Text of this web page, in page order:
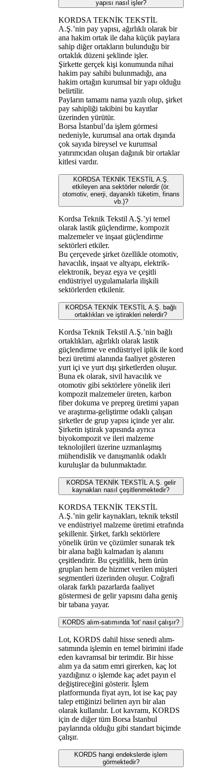
yapısı nasıl işler?
KORDSA TEKNİK TEKSTİL
A.Ş.’nin pay yapısı, ağırlıklı olarak bir
ana hakim ortak ile daha küçük paylara
sahip diğer ortakların bulunduğu bir
ortaklık düzeni şeklinde işler.
Şirkette gerçek kişi konumunda nihai
hakim pay sahibi bulunmadığı, ana
hakim ortağın kurumsal bir yapı olduğu
belirtilir.
Payların tamamı nama yazılı olup, şirket
pay sahipliği takibini bu kayıtlar
üzerinden yürütür.
Borsa İstanbul’da işlem görmesi
nedeniyle, kurumsal ana ortak dışında
çok sayıda bireysel ve kurumsal
yatırımcıdan oluşan dağınık bir ortaklar
kitlesi vardır.
KORDSA TEKNİK TEKSTİL A.Ş.
etkileyen ana sektörler nelerdir (ör.
otomotiv, enerji, dayanıklı tüketim, finans
vb.)?
Kordsa Teknik Tekstil A.Ş.’yi temel
olarak lastik güçlendirme, kompozit
malzemeler ve inşaat güçlendirme
sektörleri etkiler.
Bu çerçevede şirket özellikle otomotiv,
havacılık, inşaat ve altyapı, elektrik-
elektronik, beyaz eşya ve çeşitli
endüstriyel uygulamalarla ilişkili
sektörlerden etkilenir.
KORDSA TEKNİK TEKSTİL A.Ş. bağlı
ortaklıkları ve iştirakleri nelerdir?
Kordsa Teknik Tekstil A.Ş.’nin bağlı
ortaklıkları, ağırlıklı olarak lastik
güçlendirme ve endüstriyel iplik ile kord
bezi üretimi alanında faaliyet gösteren
yurt içi ve yurt dışı şirketlerden oluşur.
Buna ek olarak, sivil havacılık ve
otomotiv gibi sektörlere yönelik ileri
kompozit malzemeler üreten, karbon
fiber dokuma ve prepreg üretimi yapan
ve araştırma-geliştirme odaklı çalışan
şirketler de grup yapısı içinde yer alır.
Şirketin iştirak yapısında ayrıca
biyokompozit ve ileri malzeme
teknolojileri üzerine uzmanlaşmış
mühendislik ve danışmanlık odaklı
kuruluşlar da bulunmaktadır.
KORDSA TEKNİK TEKSTİL A.Ş. gelir
kaynakları nasıl çeşitlenmektedir?
KORDSA TEKNİK TEKSTİL
A.Ş.’nin gelir kaynakları, teknik tekstil
ve endüstriyel malzeme üretimi etrafında
şekillenir. Şirket, farklı sektörlere
yönelik ürün ve çözümler sunarak tek
bir alana bağlı kalmadan iş alanını
çeşitlendirir. Bu çeşitlilik, hem ürün
grupları hem de hizmet verilen müşteri
segmentleri üzerinden oluşur. Coğrafi
olarak farklı pazarlarda faaliyet
göstermesi de gelir yapısını daha geniş
bir tabana yayar.
KORDS alım-satımında 'lot' nasıl çalışır?
Lot, KORDS dahil hisse senedi alım-
satımında işlemin en temel birimini ifade
eden kavramsal bir terimdir. Bir hisse
alım ya da satım emri girerken, kaç lot
yazdığınız o işlemde kaç adet payın el
değiştireceğini gösterir. İşlem
platformunda fiyat ayrı, lot ise kaç pay
talep ettiğinizi belirten ayrı bir alan
olarak kullanılır. Lot kavramı, KORDS
için de diğer tüm Borsa İstanbul
paylarında olduğu gibi standart biçimde
çalışır.
KORDS hangi endekslerde işlem
görmektedir?